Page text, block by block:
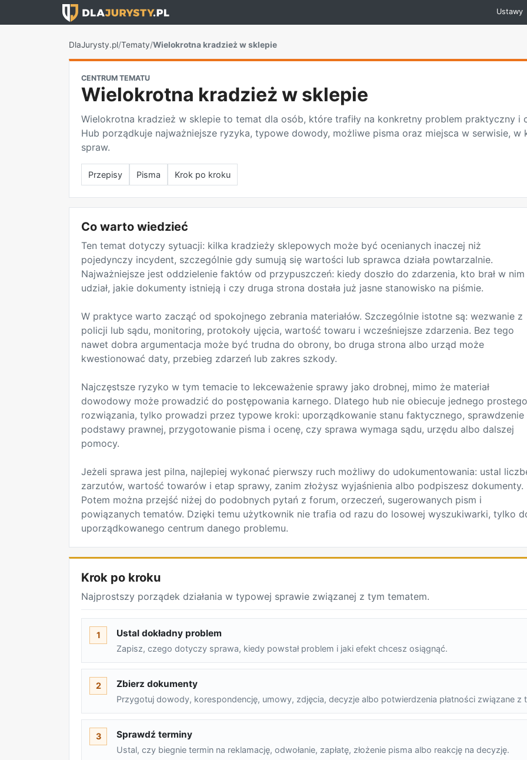
Ustawy
DlaJurysty.pl/Tematy/Wielokrotna kradzież w sklepie
CENTRUM TEMATU
Wielokrotna kradzież w sklepie
Wielokrotna kradzież w sklepie to temat dla osób, które trafiły na konkretny problem praktyczny i
Hub porządkuje najważniejsze ryzyka, typowe dowody, możliwe pisma oraz miejsca w serwisie,
spraw.
Przepisy Pisma Krok po kroku
Co warto wiedzieć
Ten temat dotyczy sytuacji: kilka kradzieży sklepowych może być ocenianych inaczej niż
pojedynczy incydent, szczególnie gdy sumują się wartości lub sprawca działa powtarzalnie.
Najważniejsze jest oddzielenie faktów od przypuszczeń: kiedy doszło do zdarzenia, kto brał w nim
udział, jakie dokumenty istnieją i czy druga strona dostała już jasne stanowisko na piśmie.
W praktyce warto zacząć od spokojnego zebrania materiałów. Szczególnie istotne są: wezwanie z
policji lub sądu, monitoring, protokoły ujęcia, wartość towaru i wcześniejsze zdarzenia. Bez tego
nawet dobra argumentacja może być trudna do obrony, bo druga strona albo urząd może
kwestionować daty, przebieg zdarzeń lub zakres szkody.
Najczęstsze ryzyko w tym temacie to lekceważenie sprawy jako drobnej, mimo że materiał
dowodowy może prowadzić do postępowania karnego. Dlatego hub nie obiecuje jednego prostego
rozwiązania, tylko prowadzi przez typowe kroki: uporządkowanie stanu faktycznego, sprawdzenie
podstawy prawnej, przygotowanie pisma i ocenę, czy sprawa wymaga sądu, urzędu albo dalszej
pomocy.
Jeżeli sprawa jest pilna, najlepiej wykonać pierwszy ruch możliwy do udokumentowania: ustal
zarzutów, wartość towarów i etap sprawy, zanim złożysz wyjaśnienia albo podpiszesz dokumenty.
Potem można przejść niżej do podobnych pytań z forum, orzeczeń, sugerowanych pism i
powiązanych tematów. Dzięki temu użytkownik nie trafia od razu do losowej wyszukiwarki, tylko
uporządkowanego centrum danego problemu.
Krok po kroku
Najprostszy porządek działania w typowej sprawie związanej z tym tematem.
1 Ustal dokładny problem
Zapisz, czego dotyczy sprawa, kiedy powstał problem i jaki efekt chcesz osiągnąć.
2 Zbierz dokumenty
Przygotuj dowody, korespondencję, umowy, zdjęcia, decyzje albo potwierdzenia płatności związane z
3 Sprawdź terminy
Ustal, czy biegnie termin na reklamację, odwołanie, zapłatę, złożenie pisma albo reakcję na decyzję.